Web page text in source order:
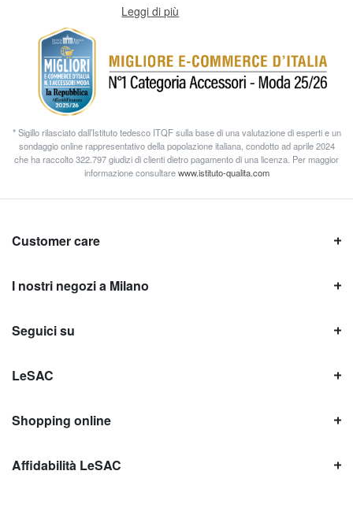
Leggi di più
* Sigillo rilasciato dall’Istituto tedesco ITQF sulla base di una valutazione di esperti e un
sondaggio online rappresentativo della popolazione italiana, condotto ad aprile 2024
che ha raccolto 322.797 giudizi di clienti dietro pagamento di una licenza. Per maggior
informazione consultarewww.istituto-qualita.com
Customer care
I nostri negozi a Milano
Seguici su
LeSAC
Shopping online
Affidabilità LeSAC